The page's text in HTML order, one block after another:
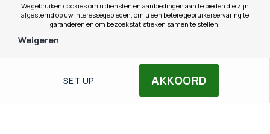
Op de vlaktekan het variëren
tussen 800 en 1500 meter
AKKOORD
SET UP
We gebruiken cookies om u diensten en aanbiedingen aan te bieden die zijn
afgestemd op uw interessegebieden, om u een betere gebruikerservaring te
garanderen en om bezoekstatistieken samen te stellen.
Weigeren